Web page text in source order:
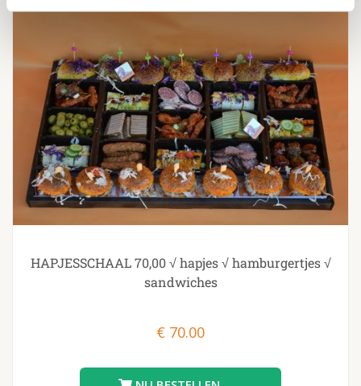
HAPJESSCHAAL 70,00 √ hapjes √ hamburgertjes √
sandwiches
€ 70.00